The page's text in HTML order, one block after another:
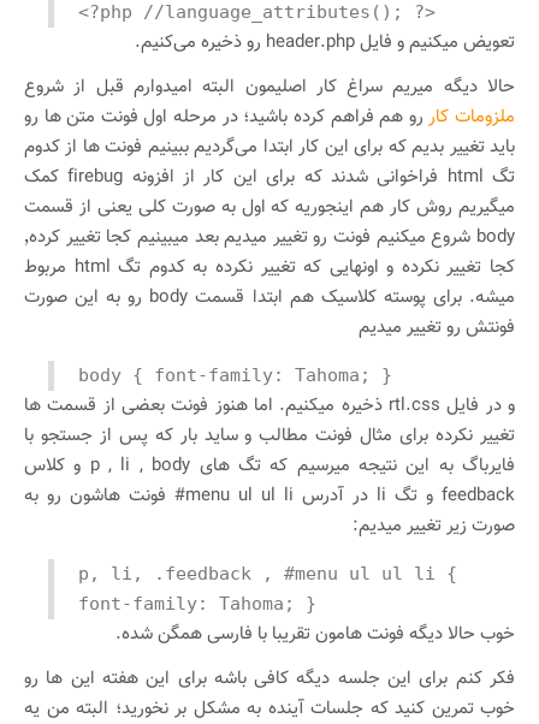
<?php //language_attributes(); ?>
تعویض میکنیم و فایل header.php رو ذخیره می‌کنیم.
حالا دیگه میریم سراغ کار اصلیمون البته امیدوارم قبل از شروع
ملزومات کاررو هم فراهم کرده باشید؛ در مرحله اول فونت متن ها رو
باید تغییر بدیم که برای این کار ابتدا می‌گردیم ببینیم فونت ها از کدوم
تگ html فراخوانی شدند که برای این کار از افزونه firebug کمک
میگیریم روش کار هم اینجوریه که اول به صورت کلی یعنی از قسمت
body شروع میکنیم فونت رو تغییر میدیم بعد میبینیم کجا تغییر کرده٬
کجا تغییر نکرده و اونهایی که تغییر نکرده به کدوم تگ html مربوط
میشه. برای پوسته کلاسیک هم ابتدا قسمت body رو به این صورت
فونتش رو تغییر میدیم
body { font-family: Tahoma; }
و در فایل rtl.css ذخیره میکنیم. اما هنوز فونت بعضی از قسمت ها
تغییر نکرده برای مثال فونت مطالب و ساید بار که پس از جستجو با
فایرباگ به این نتیجه میرسیم که تگ های p , li , body و کلاس
feedback و تگ li در آدرس menu ul ul li# فونت هاشون رو به
صورت زیر تغییر میدیم:
p, li, .feedback , #menu ul ul li {
font-family: Tahoma; }
خوب حالا دیگه فونت هامون تقریبا با فارسی همگن شده.
فکر کنم برای این جلسه دیگه کافی باشه برای این هفته این ها رو
خوب تمرین کنید که جلسات آینده به مشکل بر نخورید؛ البته من یه